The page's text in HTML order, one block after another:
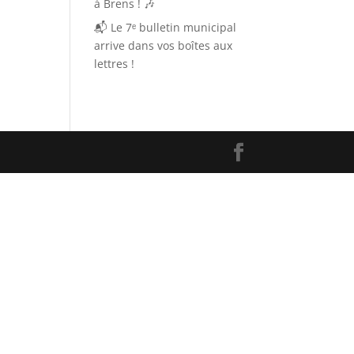
à Brens ! 🎶
📬 Le 7ᵉ bulletin municipal
arrive dans vos boîtes aux
lettres !